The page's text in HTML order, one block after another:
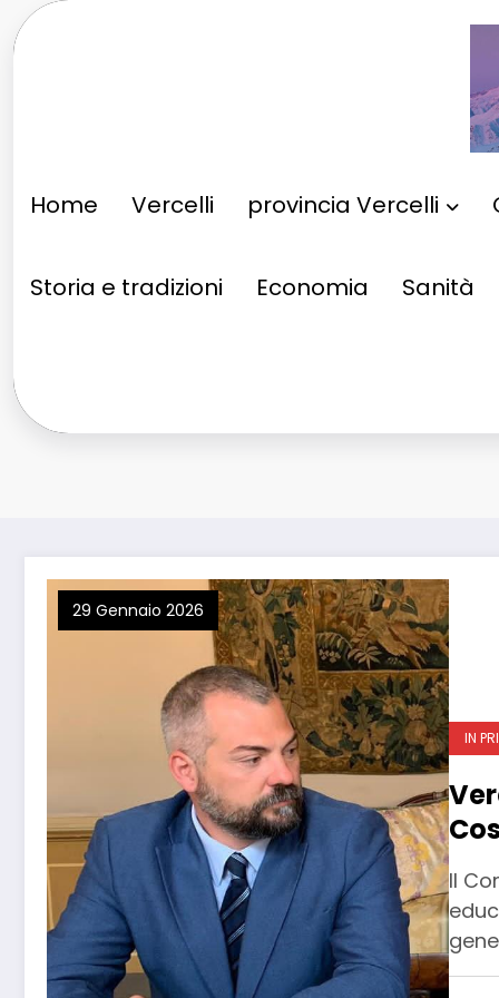
al
Home Vercelli provincia Vercelli
Storia e tradizioni Economia Sanità
29 Gennaio 2026
IN
Il